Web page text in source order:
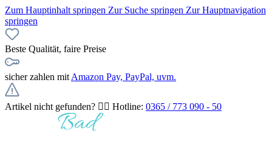
Zum Hauptinhalt springen Zur Suche springen Zur Hauptnavigation
springen
Beste Qualität, faire Preise
sicher zahlen mit Amazon Pay, PayPal, uvm.
Artikel nicht gefunden? 👉🏻 Hotline: 0365 / 773 090 - 50